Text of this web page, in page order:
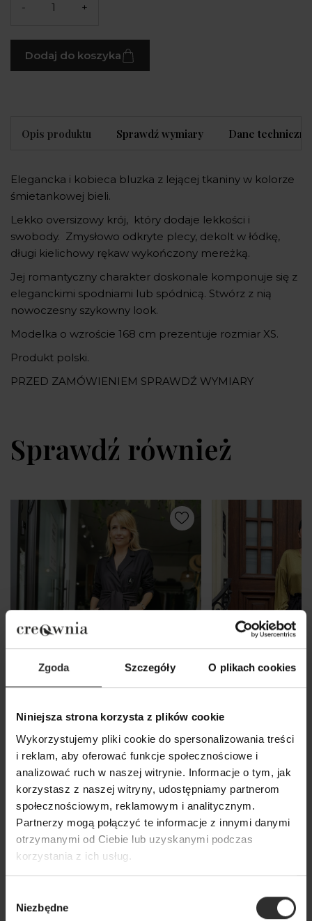
Zgoda Szczegóły O plikach cookies
Niniejsza strona korzysta z plików cookie
Wykorzystujemy pliki cookie do spersonalizowania treści
i reklam, aby oferować funkcje społecznościowe i
analizować ruch w naszej witrynie. Informacje o tym, jak
korzystasz z naszej witryny, udostępniamy partnerom
społecznościowym, reklamowym i analitycznym.
Partnerzy mogą połączyć te informacje z innymi danymi
otrzymanymi od Ciebie lub uzyskanymi podczas
korzystania z ich usług.
zgody
Niezbędne
- +
Dodaj do koszyka
Opis produktu Sprawdź wymiary Dane techniczne
Elegancka i kobieca bluzka z lejącej tkaniny w kolorze
śmietankowej bieli.
Lekko oversizowy krój, który dodaje lekkości i
swobody. Zmysłowo odkryte plecy, dekolt w łódkę,
długi kielichowy rękaw wykończony mereżką.
Jej romantyczny charakter doskonale komponuje się z
eleganckimi spodniami lub spódnicą. Stwórz z nią
nowoczesny szykowny look.
Modelka o wzroście 168 cm prezentuje rozmiar XS.
Produkt polski.
PRZED ZAMÓWIENIEM SPRAWDŹ WYMIARY
Sprawdź również
Czarny Żakiet z wiązaniem w talii
Black&Crown
629,00 zł
Szerokie
czarnym z
Paris Maxi Black
319,00 zł
Popularne produkty
Wybrane dla Ciebie z sercem i charakterem